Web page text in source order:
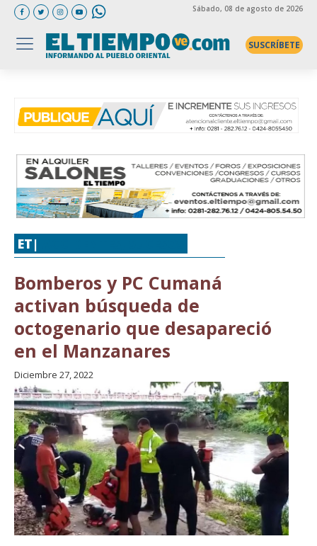
Sábado, 08 de agosto de 2026
SUSCRÍBETE
ET|
Bomberos y PC Cumaná
activan búsqueda de
octogenario que desapareció
en el Manzanares
Diciembre 27, 2022